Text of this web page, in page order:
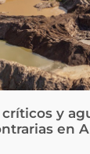
críticos y
en